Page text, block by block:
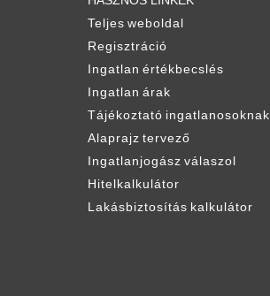
Teljes weboldal
Regisztráció
Ingatlan értékbecslés
Ingatlan árak
Tájékoztató ingatlanosoknak
Alaprajz tervező
Ingatlanjogász válaszol
Hitelkalkulátor
Lakásbiztosítás kalkulátor